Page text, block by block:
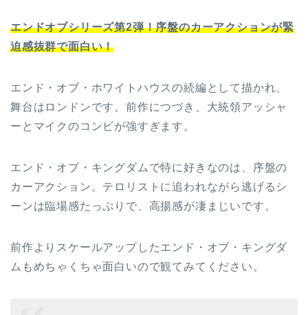
エンドオブシリーズ第2弾！序盤のカーアクションが緊
迫感抜群で面白い！
エンド・オブ・ホワイトハウスの続編として描かれ、
舞台はロンドンです。前作につづき、大統領アッシャ
ーとマイクのコンビが強すぎます。
エンド・オブ・キングダムで特に好きなのは、序盤の
カーアクション。テロリストに追われながら逃げるシ
ーンは臨場感たっぷりで、高揚感が凄まじいです。
前作よりスケールアップしたエンド・オブ・キングダ
ムもめちゃくちゃ面白いので観てみてください。